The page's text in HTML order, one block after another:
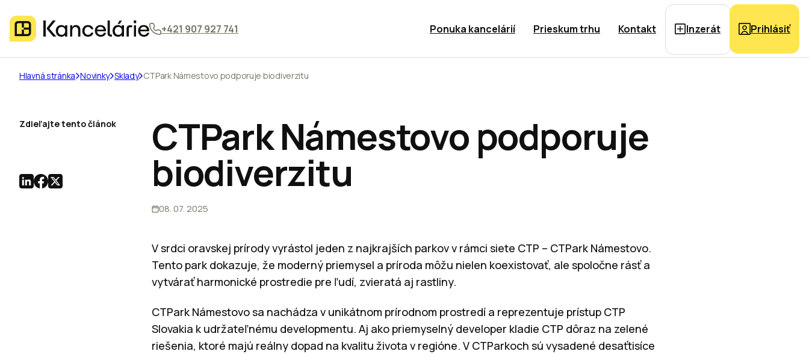
+421 907 927 741 Ponuka kancelárií Prieskum trhu Kontakt Inzerát Prihlásiť
Hlavná stránka Novinky Sklady CTPark Námestovo podporuje biodiverzitu
CTPark Námestovo podporuje
biodiverzitu
08. 07. 2025
V srdci oravskej prírody vyrástol jeden z najkrajších parkov v rámci siete CTP – CTPark Námestovo.
Tento park dokazuje, že moderný priemysel a príroda môžu nielen koexistovať, ale spoločne rásť a
vytvárať harmonické prostredie pre ľudí, zvieratá aj rastliny.
CTPark Námestovo sa nachádza v unikátnom prírodnom prostredí a reprezentuje prístup CTP
Slovakia k udržateľnému developmentu. Aj ako priemyselný developer kladie CTP dôraz na zelené
riešenia, ktoré majú reálny dopad na kvalitu života v regióne. V CTParkoch sú vysadené desaťtisíce
Zdieľajte tento článok